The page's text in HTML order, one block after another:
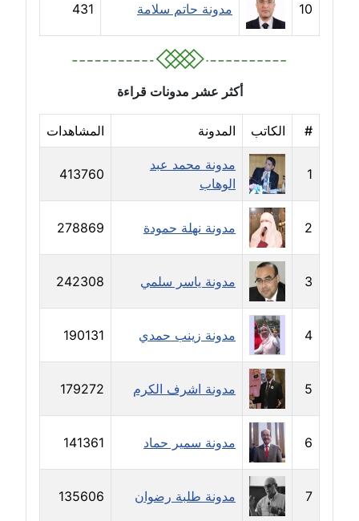
مدونة جيهان عفيفي
عاملة
مدونة جيهان عوض
عاملة
مدونة حاتم سلامة
عاملة
مدونة حجازي يونس
عاملة
مدونة حسن رجب
عاملة
مدونة حسن غريب
معلق
مدونة حسن محي الدين
متوفي
مدونة حسين العلي
عاملة
مدونة حسين درمشاكي
عاملة
10 مدونة حاتم سلامة 431
أكثر عشر مدونات قراءة
# الكاتب المدونة المشاهدات
1
مدونة محمد عبد
الوهاب
413760
2 مدونة نهلة حمودة 278869
3 مدونة ياسر سلمي 242308
4 مدونة زينب حمدي 190131
5 مدونة اشرف الكرم 179272
6 مدونة سمير حماد 141361
7 مدونة طلبة رضوان 135606